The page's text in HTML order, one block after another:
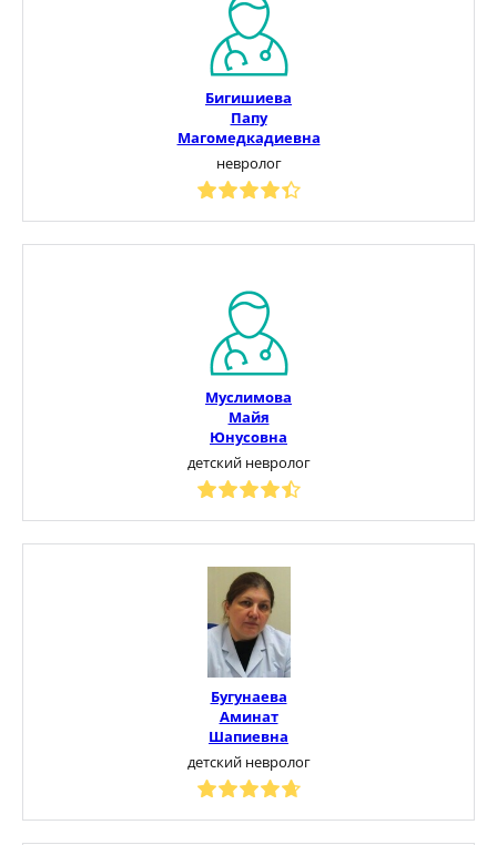
Бигишиева
Папу
Магомедкадиевна
невролог
Муслимова
Майя
Юнусовна
детский невролог
Бугунаева
Аминат
Шапиевна
детский невролог